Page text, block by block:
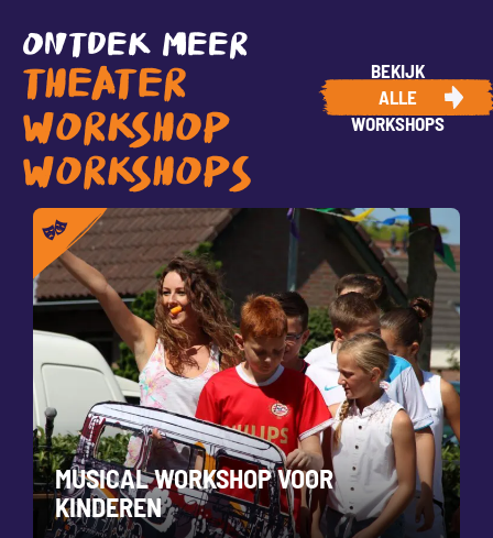
ONTDEK MEER
THEATER
WORKSHOP
WORKSHOPS
BEKIJK
ALLE
WORKSHOPS
MUSICAL WORKSHOP VOOR
KINDEREN